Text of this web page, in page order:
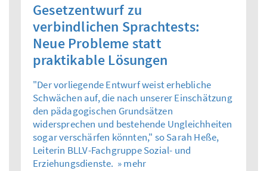
Gesetzentwurf zu
verbindlichen Sprachtests:
Neue Probleme statt
praktikable Lösungen
"Der vorliegende Entwurf weist erhebliche
Schwächen auf, die nach unserer Einschätzung
den pädagogischen Grundsätzen
widersprechen und bestehende Ungleichheiten
sogar verschärfen könnten," so Sarah Heße,
Leiterin BLLV-Fachgruppe Sozial- und
Erziehungsdienste. » mehr